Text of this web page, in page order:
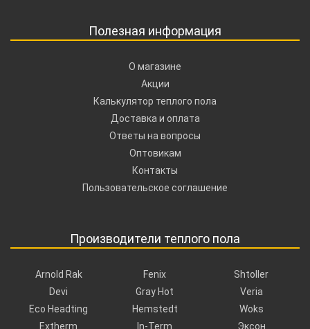
Полезная информация
О магазине
Акции
Калькулятор теплого пола
Доставка и оплата
Ответы на вопросы
Оптовикам
Контакты
Пользовательское соглашение
Производители теплого пола
Arnold Rak
Devi
Eco Headting
Extherm
Fenix
Gray Hot
Hemstedt
In-Term
Shtoller
Veria
Woks
Эксон